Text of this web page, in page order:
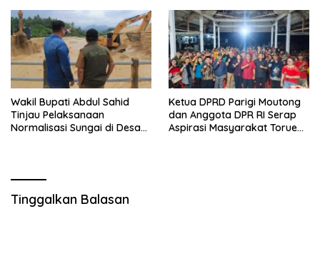
Wakil Bupati Abdul Sahid
Tinjau Pelaksanaan
Normalisasi Sungai di Desa
Ketua DPRD Parigi Moutong
dan Anggota DPR RI Serap
Aspirasi Masyarakat Torue
Tinggalkan Balasan